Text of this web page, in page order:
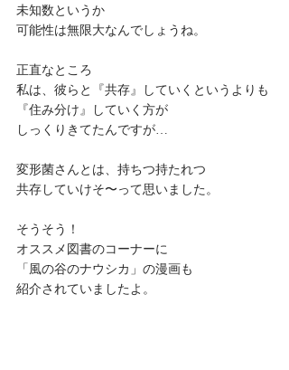
未知数というか
可能性は無限大なんでしょうね。
正直なところ
私は、彼らと『共存』していくというよりも
『住み分け』していく方が
しっくりきてたんですが…
変形菌さんとは、持ちつ持たれつ
共存していけそ〜って思いました。
そうそう！
オススメ図書のコーナーに
「風の谷のナウシカ」の漫画も
紹介されていましたよ。